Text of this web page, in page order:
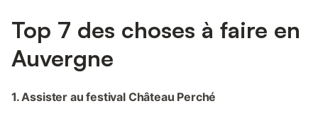
Top 7 des choses à faire en
Auvergne
1. Assister au festival Château Perché